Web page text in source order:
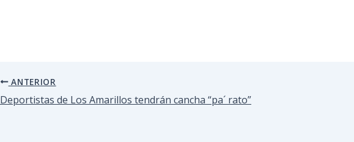
ANTERIOR
Deportistas de Los Amarillos tendrán cancha “pa´ rato”